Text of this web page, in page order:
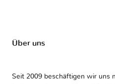
Über uns
Seit 2009 beschäftigen wir uns